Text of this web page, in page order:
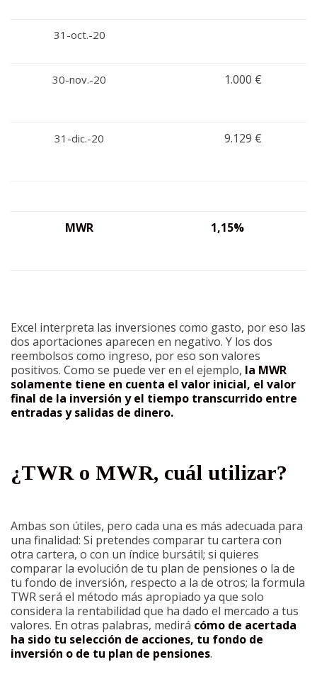
31-oct.-20
30-nov.-20 1.000 €
31-dic.-20 9.129 €
MWR 1,15%
Excel interpreta las inversiones como gasto, por eso las
dos aportaciones aparecen en negativo. Y los dos
reembolsos como ingreso, por eso son valores
positivos. Como se puede ver en el ejemplo, la MWR
solamente tiene en cuenta el valor inicial, el valor
final de la inversión y el tiempo transcurrido entre
entradas y salidas de dinero.
¿TWR o MWR, cuál utilizar?
Ambas son útiles, pero cada una es más adecuada para
una finalidad: Si pretendes comparar tu cartera con
otra cartera, o con un índice bursátil; si quieres
comparar la evolución de tu plan de pensiones o la de
tu fondo de inversión, respecto a la de otros; la formula
TWR será el método más apropiado ya que solo
considera la rentabilidad que ha dado el mercado a tus
valores. En otras palabras, medirá cómo de acertada
ha sido tu selección de acciones, tu fondo de
inversión o de tu plan de pensiones.